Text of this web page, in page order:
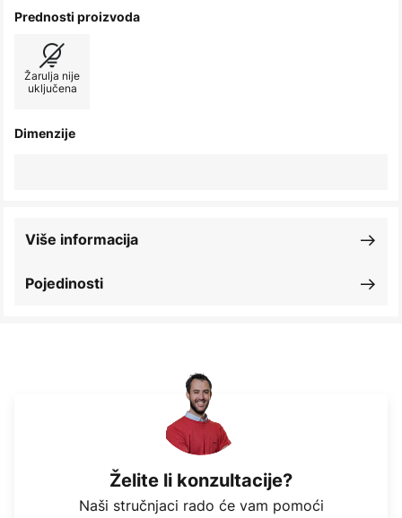
Prednosti proizvoda
Žarulja nije
uključena
Dimenzije
Pojedinosti
Više informacija
Želite li konzultacije?
Naši stručnjaci rado će vam pomoći